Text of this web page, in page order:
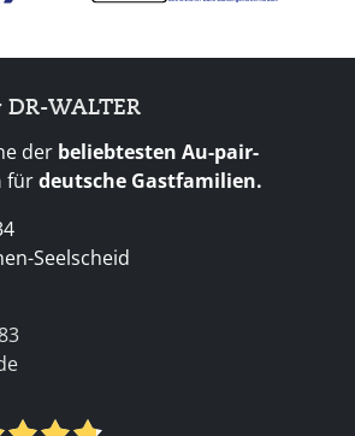
WALTER
der beliebtesten Au-pair-
fürdeutsche Gastfamilien.
Seelscheid